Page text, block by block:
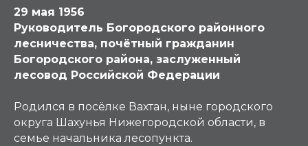
29 мая 1956
Руководитель Богородского районного
лесничества, почётный гражданин
Богородского района, заслуженный
лесовод Российской Федерации
Родился в посёлке Вахтан, ныне городского
округа Шахунья Нижегородской области, в
семье начальника лесопункта.